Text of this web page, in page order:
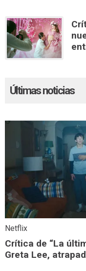
Últimas noticias
Netflix
Crítica de “La
Greta Lee,